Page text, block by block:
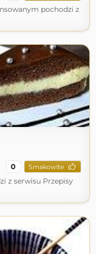
pochodzi z
0 Smakowite
z serwisu Przepisy